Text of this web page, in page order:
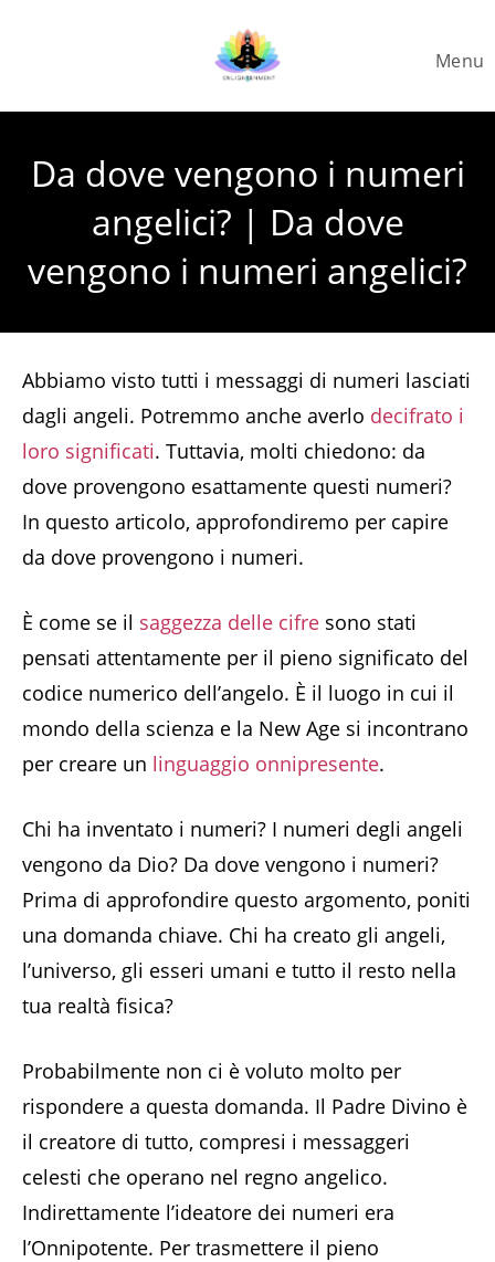
Menu
Da dove vengono i numeri
angelici? | Da dove
vengono i numeri angelici?
Abbiamo visto tutti i messaggi di numeri lasciati
dagli angeli. Potremmo anche averlo decifrato i
loro significati. Tuttavia, molti chiedono: da
dove provengono esattamente questi numeri?
In questo articolo, approfondiremo per capire
da dove provengono i numeri.
È come se il saggezza delle cifre sono stati
pensati attentamente per il pieno significato del
codice numerico dell’angelo. È il luogo in cui il
mondo della scienza e la New Age si incontrano
per creare un linguaggio onnipresente.
Chi ha inventato i numeri? I numeri degli angeli
vengono da Dio? Da dove vengono i numeri?
Prima di approfondire questo argomento, poniti
una domanda chiave. Chi ha creato gli angeli,
l’universo, gli esseri umani e tutto il resto nella
tua realtà fisica?
Probabilmente non ci è voluto molto per
rispondere a questa domanda. Il Padre Divino è
il creatore di tutto, compresi i messaggeri
celesti che operano nel regno angelico.
Indirettamente l’ideatore dei numeri era
l’Onnipotente. Per trasmettere il pieno